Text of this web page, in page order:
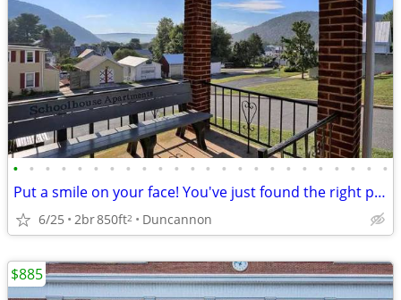
• • • • • • • • • • • • • • • • • • • • • • • •
Put a smile on your face! You've just found the right place!
6/25 2br850ft2 Duncannon
$885